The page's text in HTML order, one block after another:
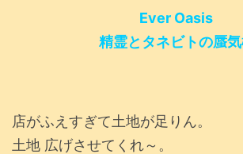
Ever Oasis
精霊とタネビトの蜃
店がふえすぎて土地が足りん。
土地 広げさせてくれ～。